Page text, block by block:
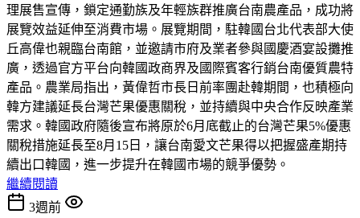
理展售宣傳，鎖定通勤族及年輕族群推廣台南農產品，成功將
展覽效益延伸至消費市場。展覽期間，駐韓國台北代表部大使
丘高偉也親臨台南館，並邀請市府及業者參與國慶酒宴設攤推
廣，透過官方平台向韓國政商界及國際賓客行銷台南優質農特
產品。農業局指出，黃偉哲市長日前率團赴韓期間，也積極向
韓方建議延長台灣芒果優惠關稅，並持續與中央合作反映產業
需求。韓國政府隨後宣布將原於6月底截止的台灣芒果5%優惠
關稅措施延長至8月15日，讓台南愛文芒果得以把握盛產期持
續出口韓國，進一步提升在韓國市場的競爭優勢。
繼續閱讀
3週前